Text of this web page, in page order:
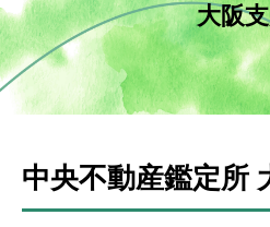
大阪
中央不動産鑑定所